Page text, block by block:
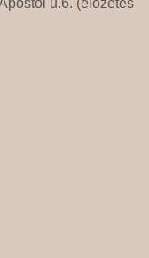
u.6. (előzetes